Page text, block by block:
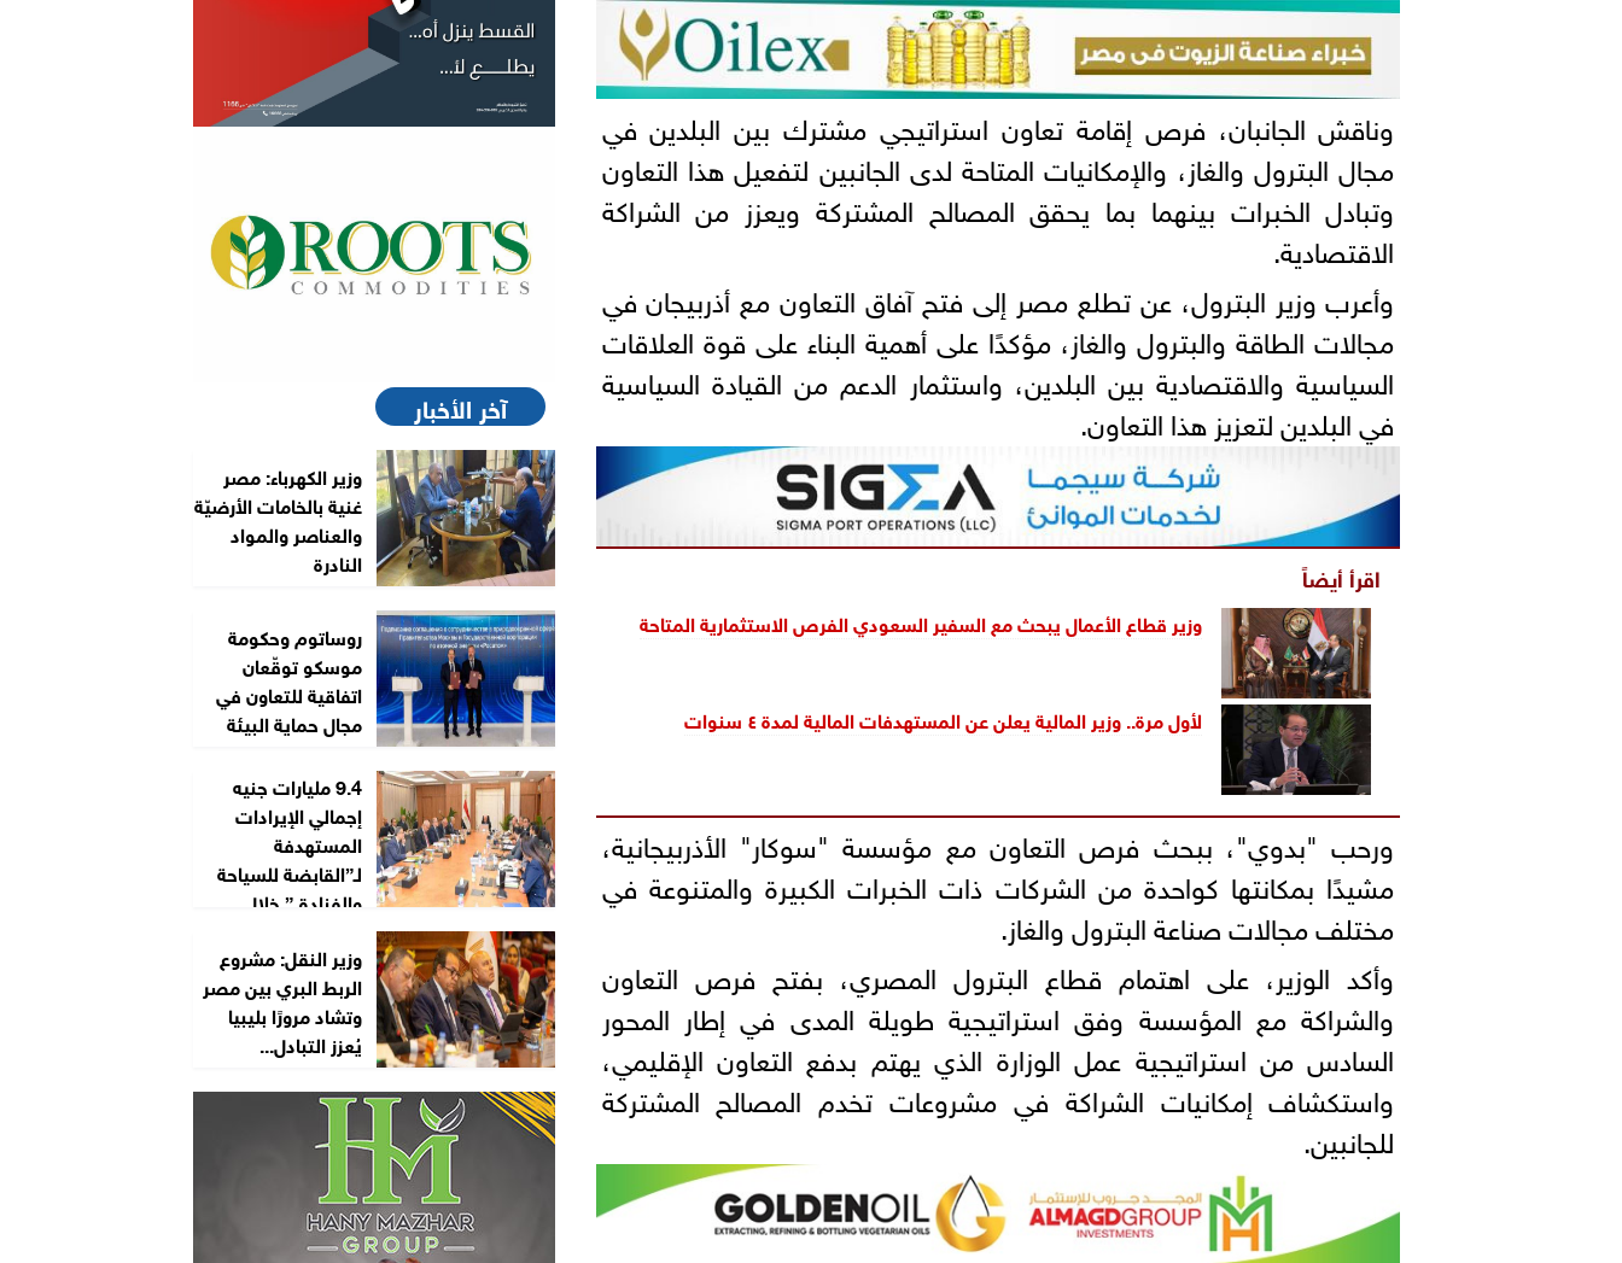
وناقش الجانبان، فرص إقامة تعاون استراتيجي مشترك بين البلدين في
مجال البترول والغاز، والإمكانيات المتاحة لدى الجانبين لتفعيل هذا التعاون
وتبادل الخبرات بينهما بما يحقق المصالح المشتركة ويعزز من الشراكة
الاقتصادية.
وأعرب وزير البترول، عن تطلع مصر إلى فتح آفاق التعاون مع أذربيجان في
مجالات الطاقة والبترول والغاز، مؤكدًا على أهمية البناء على قوة العلاقات
السياسية والاقتصادية بين البلدين، واستثمار الدعم من القيادة السياسية
في البلدين لتعزيز هذا التعاون.
اقرأ أيضاً
وزير قطاع الأعمال يبحث مع السفير السعودي الفرص الاستثمارية المتاحة
لأول مرة.. وزير المالية يعلن عن المستهدفات المالية لمدة ٤ سنوات
ورحب "بدوي"، ببحث فرص التعاون مع مؤسسة "سوكار" الأذربيجانية،
مشيدًا بمكانتها كواحدة من الشركات ذات الخبرات الكبيرة والمتنوعة في
مختلف مجالات صناعة البترول والغاز.
وأكد الوزير، على اهتمام قطاع البترول المصري، بفتح فرص التعاون
والشراكة مع المؤسسة وفق استراتيجية طويلة المدى في إطار المحور
السادس من استراتيجية عمل الوزارة الذي يهتم بدفع التعاون الإقليمي،
واستكشاف إمكانيات الشراكة في مشروعات تخدم المصالح المشتركة
للجانبين.
آخر الأخبار
وزير الكهرباء: مصر
غنية بالخامات الأرضيّة
والعناصر والمواد
النادرة
روساتوم وحكومة
موسكو توقّعان
اتفاقية للتعاون في
مجال حماية البيئة
9.4 مليارات جنيه
إجمالي الإيرادات
المستهدفة
لـ”القابضة للسياحة
والفنادق” خلال
وزير النقل: مشروع
الربط البري بين مصر
وتشاد مرورًا بليبيا
يُعزز التبادل...